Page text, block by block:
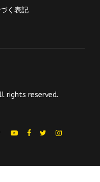
く表記
rights reserved.